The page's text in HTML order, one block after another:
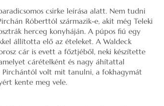
csirke leírása alatt. Nem tudni
Róberttól származik-e, akit még Teleki
herceg konyháján. A púpos fiú egy
állította elő az ételeket. A Waldeck
cár is evett a főztjéből, neki készítette
cárételként és nagy áhítattal
volt mit tanulni, a fokhagymát
kente meg vele.